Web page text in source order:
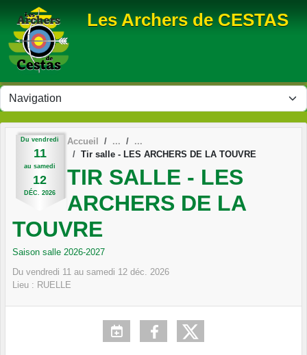
Les Archers de CESTAS
Du vendredi
11
au samedi
12
DÉC. 2026
Accueil
Tir salle - LES ARCHERS DE LA TOUVRE
TIR SALLE - LES
ARCHERS DE LA
TOUVRE
Saison salle 2026-2027
Du vendredi 11 au samedi 12 déc.
2026
Lieu : RUELLE
Panneau de gestion des cookies